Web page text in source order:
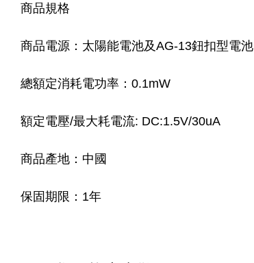
商品規格
商品電源：太陽能電池及AG-13鈕扣型電池
總額定消耗電功率：0.1mW
額定電壓/最大耗電流: DC:1.5V/30uA
商品產地：中國
保固期限：1年